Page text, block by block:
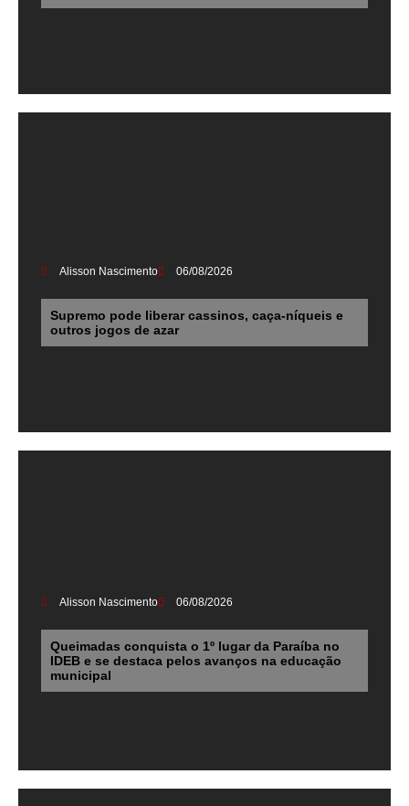
Alisson Nascimento 06/08/2026
Supremo pode liberar cassinos, caça-níqueis e
outros jogos de azar
Alisson Nascimento 06/08/2026
Queimadas conquista o 1º lugar da Paraíba no
IDEB e se destaca pelos avanços na educação
municipal